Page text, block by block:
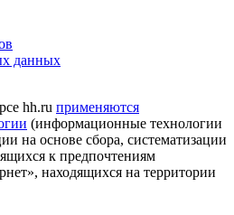
данных
hh.ru применяются
(информационные технологии
на основе сбора, систематизации
к предпочтениям
находящихся на территории